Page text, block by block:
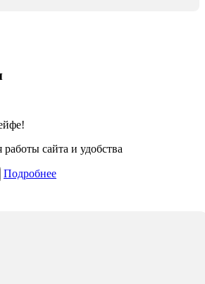
работы сайта и удобства
Подробнее